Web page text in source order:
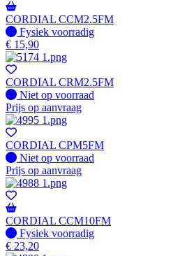
CORDIAL CCM2.5FM
Fysiek voorradig
Fysiek voorradig
€ 15,90
CORDIAL CRM2.5FM
Fysiek voorradig
Niet op voorraad
Prijs op aanvraag
CORDIAL CPM5FM
Fysiek voorradig
Niet op voorraad
Prijs op aanvraag
CORDIAL CCM10FM
Fysiek voorradig
Fysiek voorradig
€ 23,20